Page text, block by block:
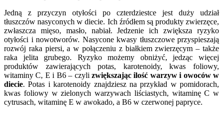
Jedną z przyczyn otyłości po czterdziestce jest duży udział
tłuszczów nasyconych w diecie. Ich źródłem są produkty zwierzęce,
zwłaszcza mięso, masło, nabiał. Jedzenie ich zwiększa ryzyko
otyłości i nowotworów. Nasycone kwasy tłuszczowe przyspieszają
rozwój raka piersi, a w połączeniu z białkiem zwierzęcym – także
raka jelita grubego. Ryzyko możemy obniżyć, jedząc więcej
produktów zawierających potas, karotenoidy, kwas foliowy,
witaminy C, E i B6 – czyli zwiększając ilość warzyw i owoców w
diecie. Potas i karotenoidy znajdziesz na przykład w pomidorach,
kwas foliowy w zielonych warzywach liściastych, witaminę C w
cytrusach, witaminę E w awokado, a B6 w czerwonej papryce.